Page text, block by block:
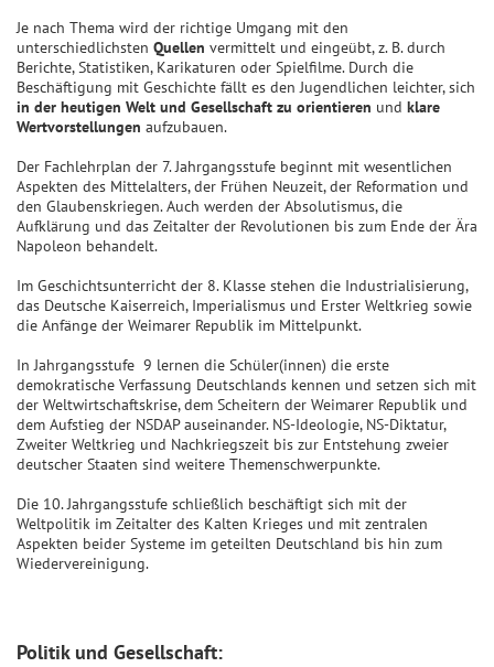
Je nach Thema wird der richtige Umgang mit den
unterschiedlichsten Quellen vermittelt und eingeübt, z. B. durch
Berichte, Statistiken, Karikaturen oder Spielfilme. Durch die
Beschäftigung mit Geschichte fällt es den Jugendlichen leichter, sich
in der heutigen Welt und Gesellschaft zu orientieren und klare
Wertvorstellungen aufzubauen.
Der Fachlehrplan der 7. Jahrgangsstufe beginnt mit wesentlichen
Aspekten des Mittelalters, der Frühen Neuzeit, der Reformation und
den Glaubenskriegen. Auch werden der Absolutismus, die
Aufklärung und das Zeitalter der Revolutionen bis zum Ende der Ära
Napoleon behandelt.
Im Geschichtsunterricht der 8. Klasse stehen die Industrialisierung,
das Deutsche Kaiserreich, Imperialismus und Erster Weltkrieg sowie
die Anfänge der Weimarer Republik im Mittelpunkt.
In Jahrgangsstufe 9 lernen die Schüler(innen) die erste
demokratische Verfassung Deutschlands kennen und setzen sich mit
der Weltwirtschaftskrise, dem Scheitern der Weimarer Republik und
dem Aufstieg der NSDAP auseinander. NS-Ideologie, NS-Diktatur,
Zweiter Weltkrieg und Nachkriegszeit bis zur Entstehung zweier
deutscher Staaten sind weitere Themenschwerpunkte.
Die 10. Jahrgangsstufe schließlich beschäftigt sich mit der
Weltpolitik im Zeitalter des Kalten Krieges und mit zentralen
Aspekten beider Systeme im geteilten Deutschland bis hin zum
Wiedervereinigung.
Politik und Gesellschaft: